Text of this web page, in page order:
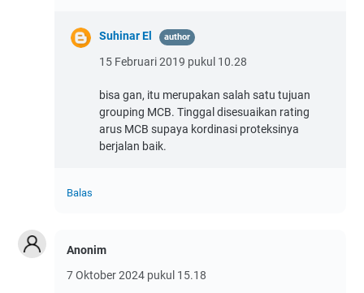
Suhinar El
15 Februari 2019 pukul 10.28
bisa gan, itu merupakan salah satu tujuan
grouping MCB. Tinggal disesuaikan rating
arus MCB supaya kordinasi proteksinya
berjalan baik.
Balas
Anonim
7 Oktober 2024 pukul 15.18